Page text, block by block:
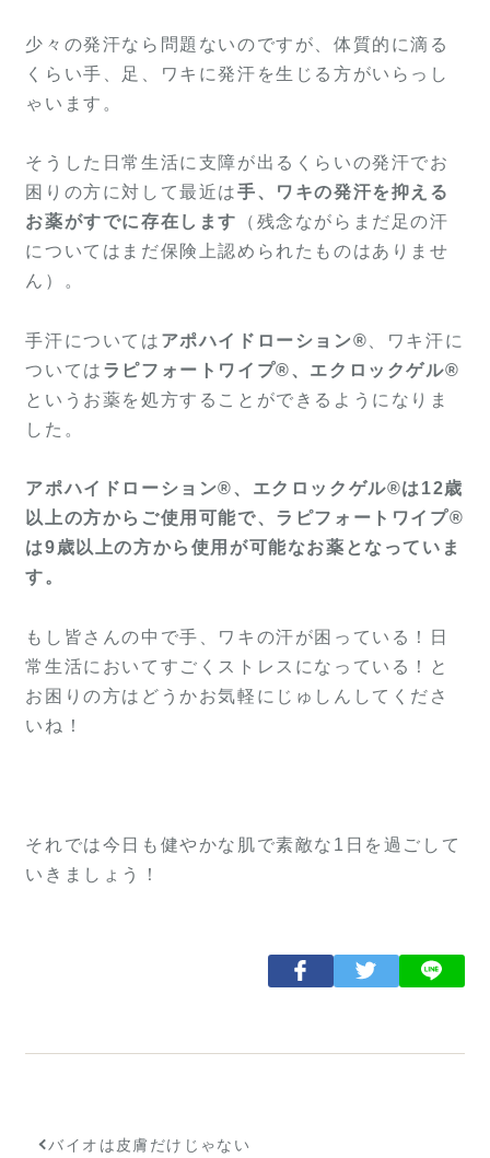
少々の発汗なら問題ないのですが、体質的に滴る
くらい手、足、ワキに発汗を生じる方がいらっし
ゃいます。
そうした日常生活に支障が出るくらいの発汗でお
困りの方に対して最近は手、ワキの発汗を抑える
お薬がすでに存在します
（残念ながらまだ足の汗
についてはまだ保険上認められたものはありませ
ん）。
手汗については アポハイドローション® 、ワキ汗に
ついては ラピフォートワイプ®、エクロックゲル®
というお薬を処方することができるようになりま
した。
アポハイドローション®、エクロックゲル®は12歳
以上の方からご使用可能で、ラピフォートワイプ®
は9歳以上の方から使用が可能なお薬となっていま
す。
もし皆さんの中で手、ワキの汗が困っている！日
常生活においてすごくストレスになっている！と
お困りの方はどうかお気軽にじゅしんしてくださ
いね！
それでは今日も健やかな肌で素敵な1日を過ごして
いきましょう！
バイオは皮膚だけじゃない